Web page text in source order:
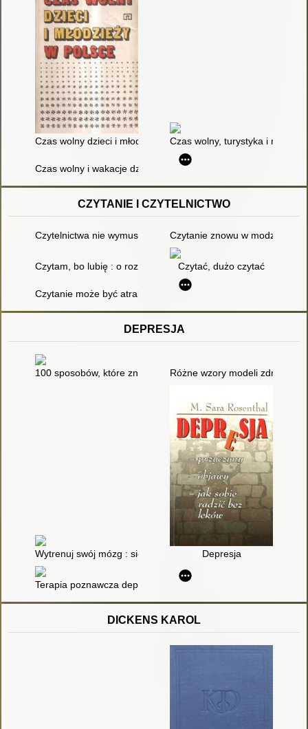
Czas wolny dzieci i młodzieży w PolsceCzas wolny, turystyka i
Czas wolny i wakacje dzieci
CZYTANIE I CZYTELNICTWO
Czytelnictwa nie wymuszać : nie obrzydzać książek, doceniać
Czytanie znowu w modzie :
Czytam, bo lubię : o rozwijaniu zainteresowań czytelniczych
Czytać, dużo czytać
Czytanie może być atrakcyjne : jak przygotować imprezę
DEPRESJA
100 sposobów, które zniechęcą do samobójstwa
Różne wzory modeli zdrowia i
Wytrenuj swój mózg : siedmiotygodniowy program dla osób
Depresja
Terapia poznawcza depresji oparta na uważności :
DICKENS KAROL